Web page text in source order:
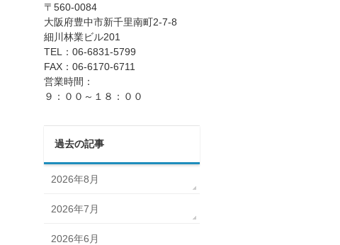
〒560-0084
大阪府豊中市新千里南町2-7-8
細川林業ビル201
TEL：06-6831-5799
FAX：06-6170-6711
営業時間：
９：００～１８：００
過去の記事
2026年8月
2026年7月
2026年6月